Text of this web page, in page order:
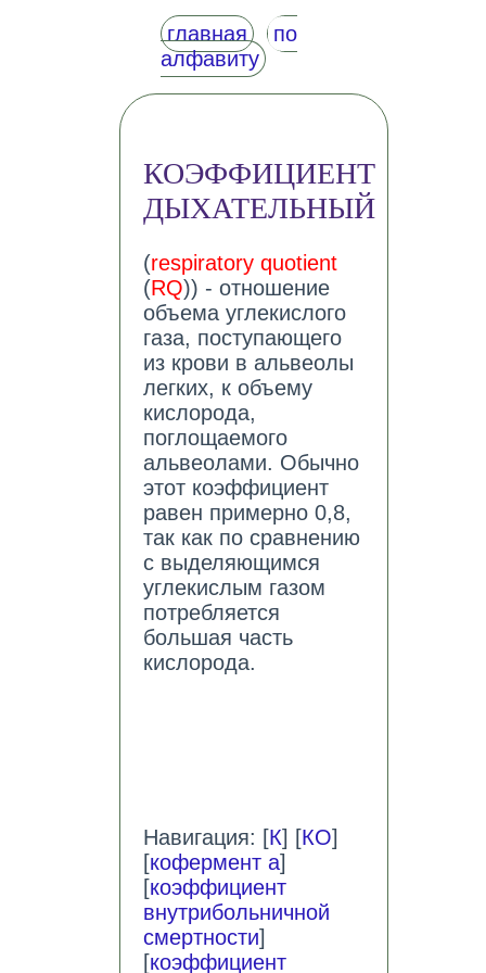
главная
по
алфавиту
КОЭФФИЦИЕНТ
ДЫХАТЕЛЬНЫЙ
(respiratory quotient
(RQ)) - отношение
объема углекислого
газа, поступающего
из крови в альвеолы
легких, к объему
кислорода,
поглощаемого
альвеолами. Обычно
этот коэффициент
равен примерно 0,8,
так как по сравнению
с выделяющимся
углекислым газом
потребляется
большая часть
кислорода.
Навигация: [К] [КО]
[кофермент а]
[коэффициент
внутрибольничной
смертности]
[коэффициент